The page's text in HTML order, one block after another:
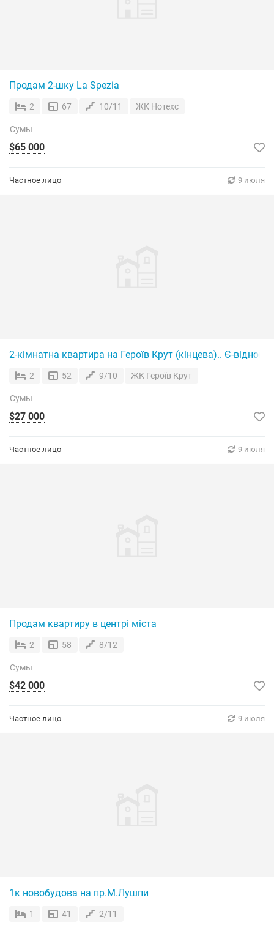
Продам 2-шку La Spezia
2 67 10/11 ЖК Нотехс
Сумы
$65 000
Частное лицо 9 июля
2-кімнатна квартира на Героїв Крут (кінцева).. Є-
2 52 9/10 ЖК Героїв Крут
Сумы
$27 000
Частное лицо 9 июля
Продам квартиру в центрі міста
2 58 8/12
Сумы
$42 000
Частное лицо 9 июля
1к новобудова на пр.М.Лушпи
1 41 2/11